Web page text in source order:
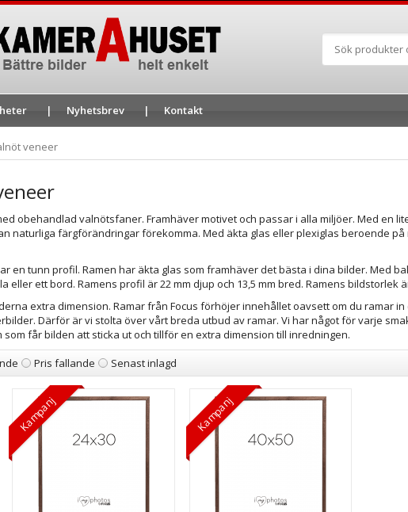
Nyhetsbrev Kontakt
veneer
obehandlad valnötsfaner. Framhäver motivet och passar i alla miljöer. Med en
naturliga färgförändringar förekomma. Med äkta glas eller plexiglas beroende på
en tunn profil. Ramen har äkta glas som framhäver det bästa i dina bilder. Med
eller ett bord. Ramens profil är 22 mm djup och 13,5 mm bred. Ramens bildstorlek
extra dimension. Ramar från Focus förhöjer innehållet oavsett om du ramar
Därför är vi stolta över vårt breda utbud av ramar. Vi har något för varje
får bilden att sticka ut och tillför en extra dimension till inredningen.
Pris fallande Senast inlagd
Kampanj Kampanj